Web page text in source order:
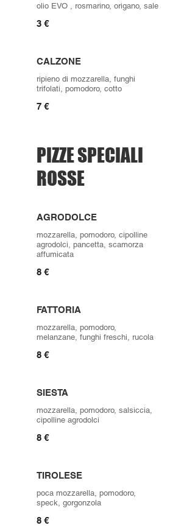
olio EVO , rosmarino, origano, sale
3 €
CALZONE
ripieno di mozzarella, funghi
trifolati, pomodoro, cotto
7 €
PIZZE SPECIALI
ROSSE
AGRODOLCE
mozzarella, pomodoro, cipolline
agrodolci, pancetta, scamorza
affumicata
8 €
FATTORIA
mozzarella, pomodoro,
melanzane, funghi freschi, rucola
8 €
SIESTA
mozzarella, pomodoro, salsiccia,
cipolline agrodolci
8 €
TIROLESE
poca mozzarella, pomodoro,
speck, gorgonzola
8 €